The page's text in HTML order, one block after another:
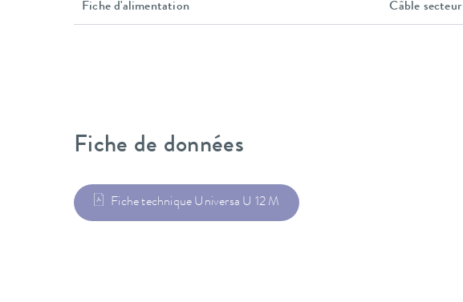
Fiche d'alimentation Câble
Fiche de données
Fiche technique Universa U 12 M